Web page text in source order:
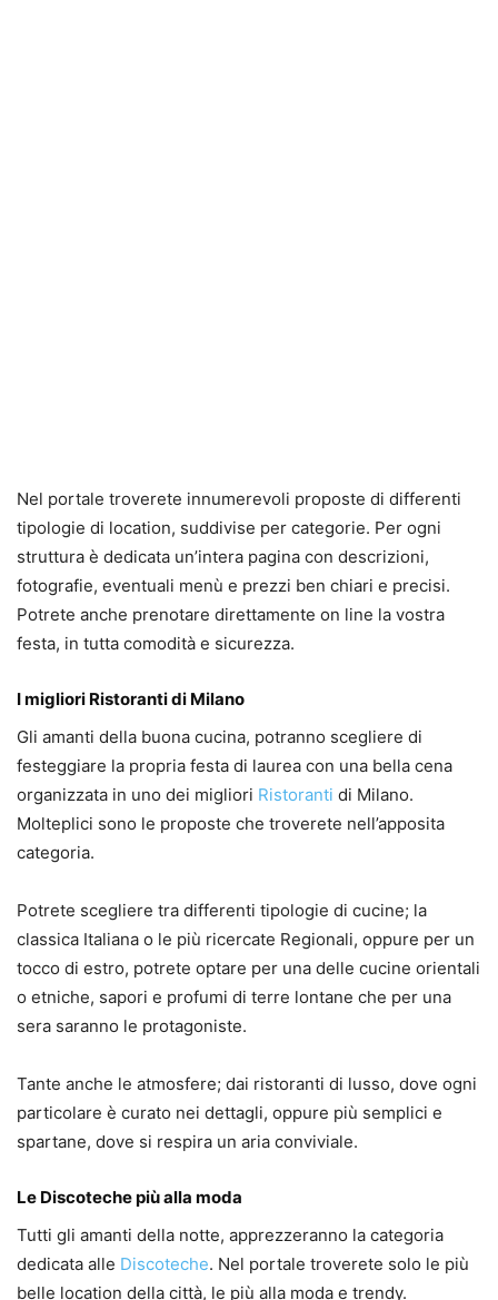
Nel portale troverete innumerevoli proposte di differenti
tipologie di location, suddivise per categorie. Per ogni
struttura è dedicata un’intera pagina con descrizioni,
fotografie, eventuali menù e prezzi ben chiari e precisi.
Potrete anche prenotare direttamente on line la vostra
festa, in tutta comodità e sicurezza.
I migliori Ristoranti di Milano
Gli amanti della buona cucina, potranno scegliere di
festeggiare la propria festa di laurea con una bella cena
organizzata in uno dei migliori Ristoranti di Milano.
Molteplici sono le proposte che troverete nell’apposita
categoria.
Potrete scegliere tra differenti tipologie di cucine; la
classica Italiana o le più ricercate Regionali, oppure per un
tocco di estro, potrete optare per una delle cucine orientali
o etniche, sapori e profumi di terre lontane che per una
sera saranno le protagoniste.
Tante anche le atmosfere; dai ristoranti di lusso, dove ogni
particolare è curato nei dettagli, oppure più semplici e
spartane, dove si respira un aria conviviale.
Le Discoteche più alla moda
Tutti gli amanti della notte, apprezzeranno la categoria
dedicata alle Discoteche. Nel portale troverete solo le più
belle location della città, le più alla moda e trendy.